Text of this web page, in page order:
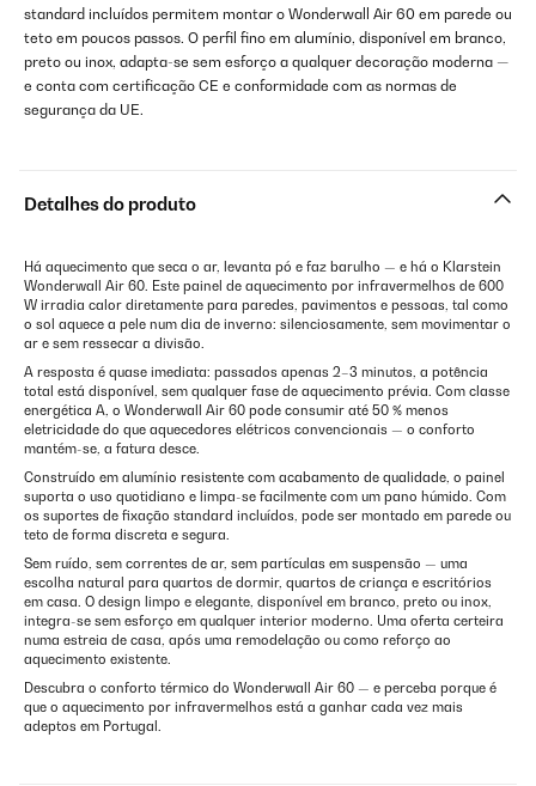
standard incluídos permitem montar o Wonderwall Air 60 em parede ou
teto em poucos passos. O perfil fino em alumínio, disponível em branco,
preto ou inox, adapta-se sem esforço a qualquer decoração moderna —
e conta com certificação CE e conformidade com as normas de
segurança da UE.
Detalhes do produto
Há aquecimento que seca o ar, levanta pó e faz barulho — e há o Klarstein
Wonderwall Air 60. Este painel de aquecimento por infravermelhos de 600
W irradia calor diretamente para paredes, pavimentos e pessoas, tal como
o sol aquece a pele num dia de inverno: silenciosamente, sem movimentar o
ar e sem ressecar a divisão.
A resposta é quase imediata: passados apenas 2–3 minutos, a potência
total está disponível, sem qualquer fase de aquecimento prévia. Com classe
energética A, o Wonderwall Air 60 pode consumir até 50 % menos
eletricidade do que aquecedores elétricos convencionais — o conforto
mantém-se, a fatura desce.
Construído em alumínio resistente com acabamento de qualidade, o painel
suporta o uso quotidiano e limpa-se facilmente com um pano húmido. Com
os suportes de fixação standard incluídos, pode ser montado em parede ou
teto de forma discreta e segura.
Sem ruído, sem correntes de ar, sem partículas em suspensão — uma
escolha natural para quartos de dormir, quartos de criança e escritórios
em casa. O design limpo e elegante, disponível em branco, preto ou inox,
integra-se sem esforço em qualquer interior moderno. Uma oferta certeira
numa estreia de casa, após uma remodelação ou como reforço ao
aquecimento existente.
Descubra o conforto térmico do Wonderwall Air 60 — e perceba porque é
que o aquecimento por infravermelhos está a ganhar cada vez mais
adeptos em Portugal.